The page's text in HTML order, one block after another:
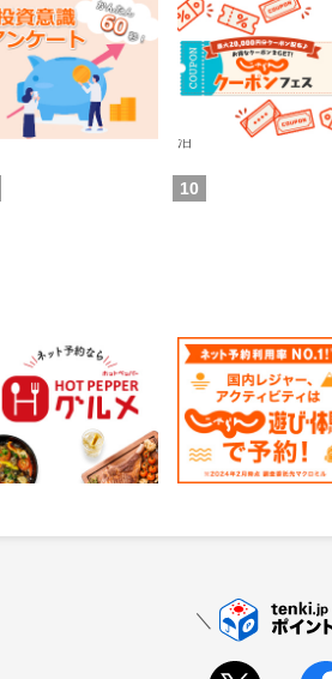
オンワークス 投資ア
ート
ポイント
得条件：その他(ため方)
じゃらんnet
0.6%
還元
通常：0.5%還元
獲得条件：ホテル・旅
泊
ットペッパーグルメ
ポイント
条件：店舗への来店
じゃらん 遊び・体
10
1.5%還元
獲得条件：サービス予約
申込